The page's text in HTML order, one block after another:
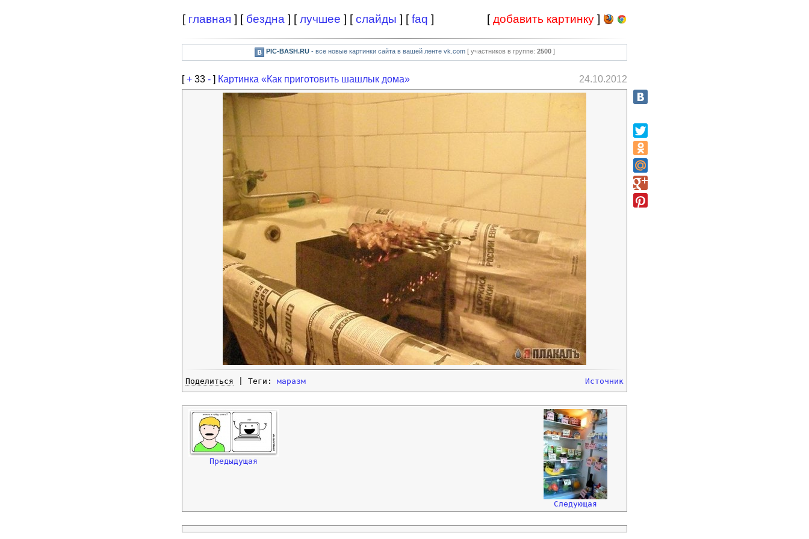
[ главная ] [ бездна ] [лучшее ] [слайды ] [faq ] [добавить картинку ]
PIC-BASH.RU- все новые картинки сайта в вашей ленте vk.com [ участников в группе: 2500]
[+ 33 - ] Картинка «Как приготовить шашлык дома» 24.10.2012
Источник
Поделиться | Теги: маразм
Предыдущая
Следующая